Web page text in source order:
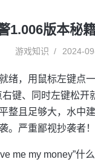
1.006版本秘
游戏知识 2024-
绪，用鼠标左键点
键、同时左键松
整且足够大，水中
。严重鄙视抄袭者！
me my money”什